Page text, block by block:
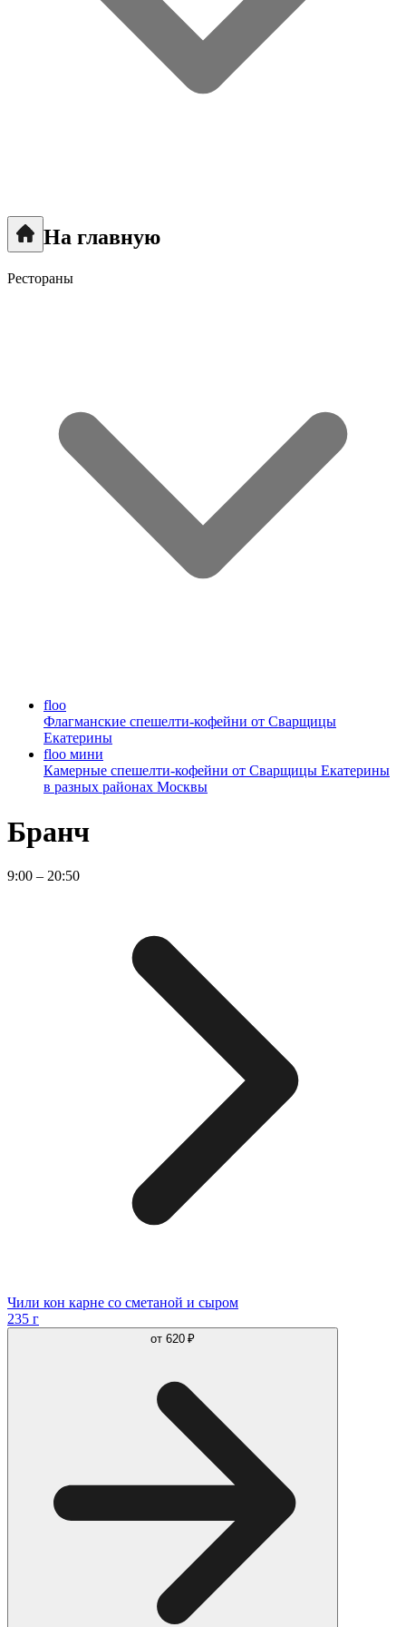
На главную
Рестораны
floo
Флагманские спешелти-кофейни от Сварщицы
Екатерины
floo мини
Камерные спешелти-кофейни от Сварщицы Екатерины
в разных районах Москвы
Бранч
9:00 – 20:50
Чили кон карне со сметаной и сыром
235 г
от 620 ₽